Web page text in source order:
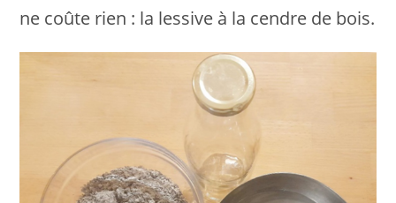
ne coûte rien : la lessive à la cendre de bois.